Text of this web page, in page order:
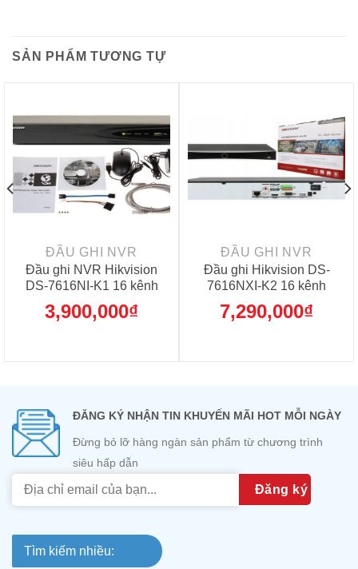
SẢN PHẨM TƯƠNG TỰ
ĐẦU GHI NVR
Đầu ghi NVR Hikvision
DS-7616NI-K1 16 kênh
3,900,000₫
ĐẦU GHI NVR
Đầu ghi Hikvision DS-
7616NXI-K2 16 kênh
7,290,000₫
ĐĂNG KÝ NHẬN TIN KHUYẾN MÃI HOT MỖI NGÀY
Đừng bỏ lỡ hàng ngàn sản phẩm từ chương trình
siêu hấp dẫn
Tìm kiếm nhiều: